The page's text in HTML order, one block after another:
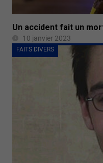
Un accident fait un
10 janvier 2023
FAITS DIVERS